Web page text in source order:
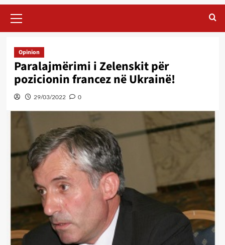
Menu
Opinion
Paralajmërimi i Zelenskit për
pozicionin francez në Ukrainë!
29/03/2022 0